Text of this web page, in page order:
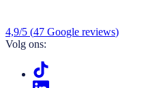
4,9/5 (47 Google reviews)
Volg ons: